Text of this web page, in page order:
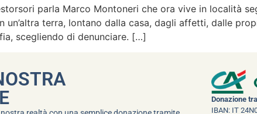
parla Marco Montoneri che ora vive in località
un’altra terra, lontano dalla casa, dagli affetti, dalle
scegliendo di denunciare. […]
Donazione
IBAN: IT